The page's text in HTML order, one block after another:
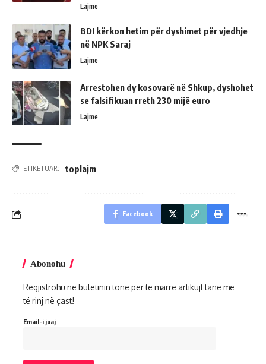
Lajme
BDI kërkon hetim për dyshimet për vjedhje
në NPK Saraj
Lajme
Arrestohen dy kosovarë në Shkup, dyshohet
se falsifikuan rreth 230 mijë euro
Lajme
ETIKETUAR: toplajm
Facebook
Abonohu
Regjistrohu në buletinin tonë për të marrë artikujt tanë më
të rinj në çast!
Email-i juaj